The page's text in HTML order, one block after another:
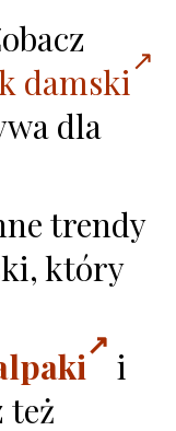
damski
dla
trendy
który
i
też